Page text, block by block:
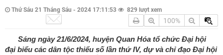
Thứ Sáu 21 Tháng Sáu - 2024 17:11:53 829 lượt xem
100%
Sáng ngày 21/6/2024, huyện Quan Hóa tổ chức Đại hội
đại biểu các dân tộc thiểu số lần thứ IV, dự và chỉ đạo Đại hội